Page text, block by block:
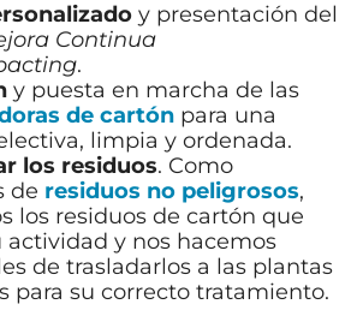
y presentación del
Continua
.
y puesta en marcha de las
de cartón para una
limpia y ordenada.
los residuos. Como
de residuos no peligrosos,
los residuos de cartón que
actividad y nos hacemos
de trasladarlos a las plantas
para su correcto tratamiento.